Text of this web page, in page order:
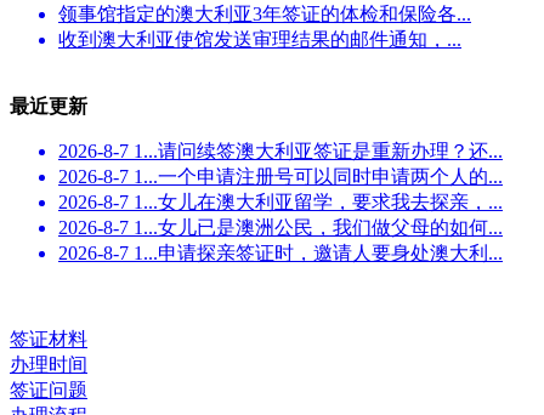
领事馆指定的澳大利亚3年签证的体检和保险各...
收到澳大利亚使馆发送审理结果的邮件通知，...
最近更新
2026-8-7 1...请问续签澳大利亚签证是重新办理？还...
2026-8-7 1...一个申请注册号可以同时申请两个人的...
2026-8-7 1...女儿在澳大利亚留学，要求我去探亲，...
2026-8-7 1...女儿已是澳洲公民，我们做父母的如何...
2026-8-7 1...申请探亲签证时，邀请人要身处澳大利...
签证材料
办理时间
签证问题